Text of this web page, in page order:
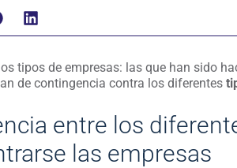
tipos de empresas: las que han sido
de contingencia contra los diferentes
entre los
las empresas